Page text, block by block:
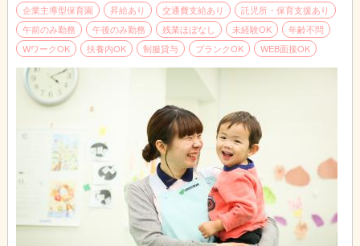
企業主導型保育園 昇給あり 交通費支給あり
託児所・保育支援あり
午前のみ勤務
午後のみ勤務 残業ほぼなし 未経験OK
年齢不問
WワークOK
扶養内OK 制服貸与 ブランクOK WEB面接OK